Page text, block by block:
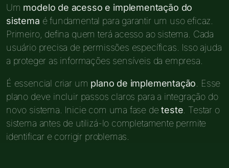
Um modelo de acesso e implementação do
sistema é fundamental para garantir um uso eficaz.
Primeiro, defina quem terá acesso ao sistema. Cada
usuário precisa de permissões específicas. Isso ajuda
a proteger as informações sensíveis da empresa.
É essencial criar um plano de implementação . Esse
plano deve incluir passos claros para a integração do
novo sistema. Inicie com uma fase deteste . Testar o
sistema antes de utilizá-lo completamente permite
identificar e corrigir problemas.